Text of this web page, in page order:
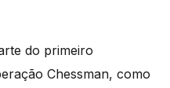
do primeiro
Chessman, como